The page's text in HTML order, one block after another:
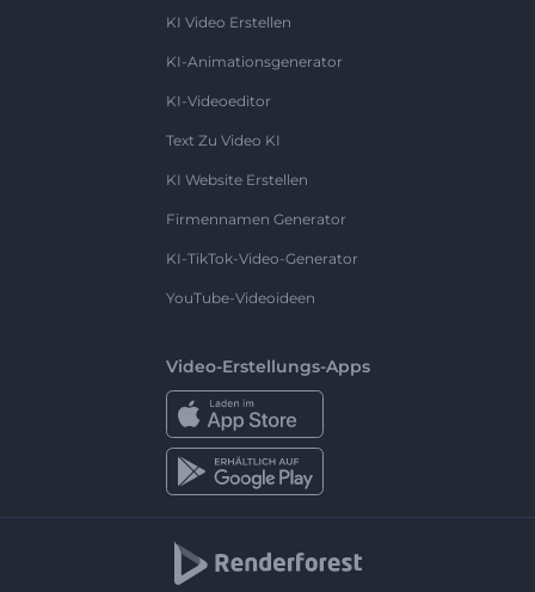
KI Video Erstellen
KI-Animationsgenerator
KI-Videoeditor
Text Zu Video KI
KI Website Erstellen
Firmennamen Generator
KI-TikTok-Video-Generator
YouTube-Videoideen
Video-Erstellungs-Apps